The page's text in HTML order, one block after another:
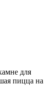
для
пицца на